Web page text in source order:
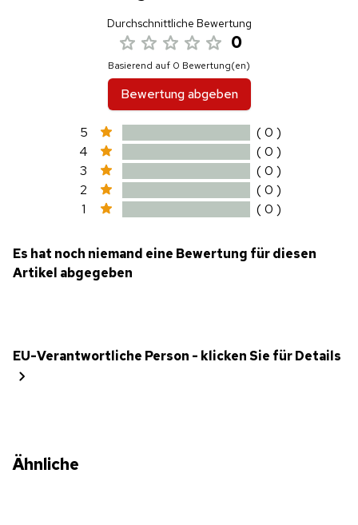
Durchschnittliche Bewertung
0
Basierend auf 0 Bewertung(en)
Bewertung abgeben
5
( 0 )
4
( 0 )
3
( 0 )
2
( 0 )
1
( 0 )
Es hat noch niemand eine Bewertung für diesen
Artikel abgegeben
EU-Verantwortliche Person - klicken Sie für Details
Ähnliche